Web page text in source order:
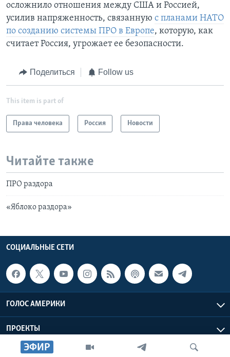
ЭФИР
осложнило отношения между США и Россией,
усилив напряженность, связанную с планами НАТО
по созданию системы ПРО в Европе, которую, как
считает Россия, угрожает ее безопасности.
Поделиться Follow us
This item is part of
Права человека Россия Новости
Читайте также
ПРО раздора
«Яблоко раздора»
СОЦИАЛЬНЫЕ СЕТИ
ГОЛОС АМЕРИКИ
ПРОЕКТЫ